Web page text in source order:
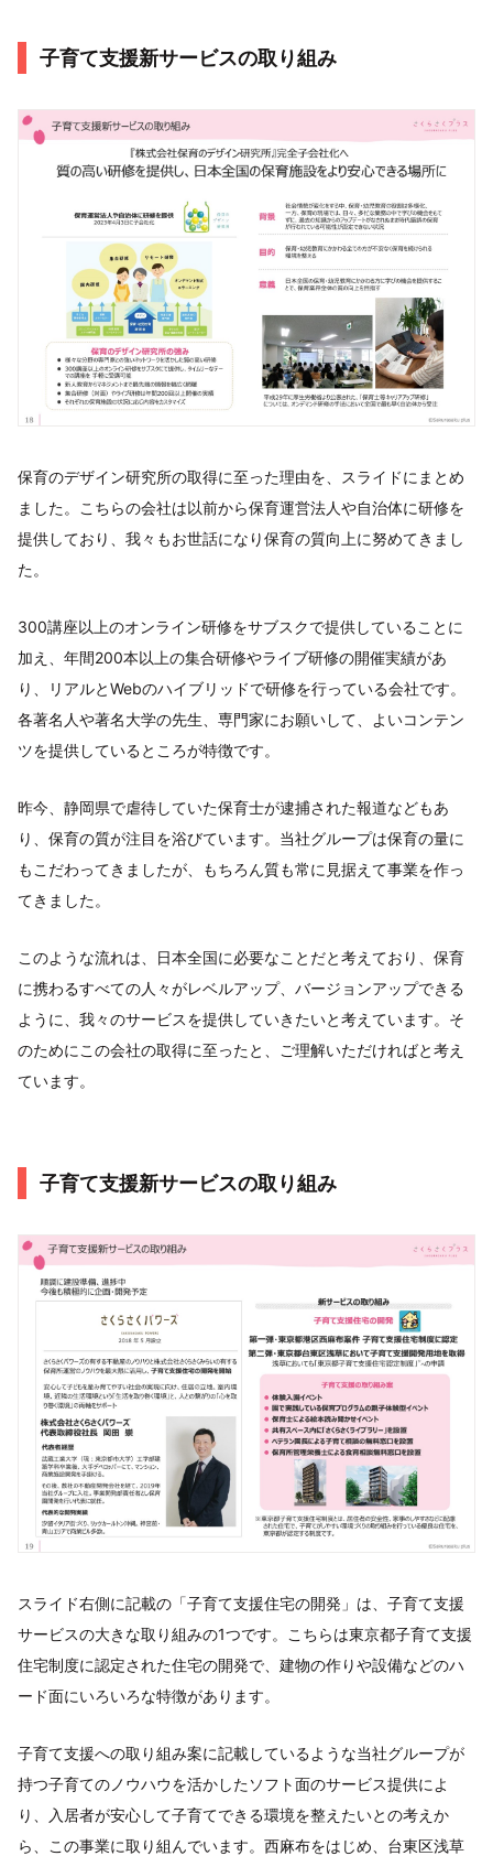
子育て支援新サービスの取り組み
保育のデザイン研究所の取得に至った理由を、スライドにまとめ
ました。こちらの会社は以前から保育運営法人や自治体に研修を
提供しており、我々もお世話になり保育の質向上に努めてきまし
た。
300講座以上のオンライン研修をサブスクで提供していることに
加え、年間200本以上の集合研修やライブ研修の開催実績があ
り、リアルとWebのハイブリッドで研修を行っている会社です。
各著名人や著名大学の先生、専門家にお願いして、よいコンテン
ツを提供しているところが特徴です。
昨今、静岡県で虐待していた保育士が逮捕された報道などもあ
り、保育の質が注目を浴びています。当社グループは保育の量に
もこだわってきましたが、もちろん質も常に見据えて事業を作っ
てきました。
このような流れは、日本全国に必要なことだと考えており、保育
に携わるすべての人々がレベルアップ、バージョンアップできる
ように、我々のサービスを提供していきたいと考えています。そ
のためにこの会社の取得に至ったと、ご理解いただければと考え
ています。
子育て支援新サービスの取り組み
スライド右側に記載の「子育て支援住宅の開発」は、子育て支援
サービスの大きな取り組みの1つです。こちらは東京都子育て支援
住宅制度に認定された住宅の開発で、建物の作りや設備などのハ
ード面にいろいろな特徴があります。
子育て支援への取り組み案に記載しているような当社グループが
持つ子育てのノウハウを活かしたソフト面のサービス提供によ
り、入居者が安心して子育てできる環境を整えたいとの考えか
ら、この事業に取り組んでいます。西麻布をはじめ、台東区浅草